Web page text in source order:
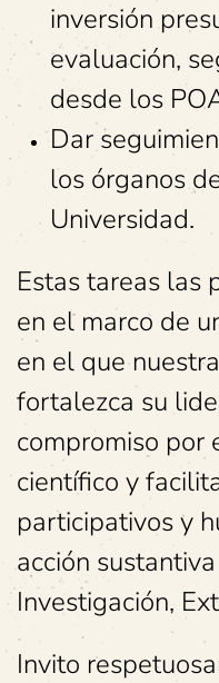
inversión
evaluación,
desde los
Dar
los órganos
Universidad.
Estas tareas las
en el marco de
en el que
fortalezca su
compromiso por
científico y
participativos y
acción
Investigación,
Invito